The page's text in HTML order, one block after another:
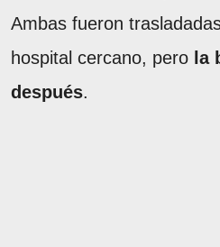
Ambas fueron
hospital cercano, pero la
después.